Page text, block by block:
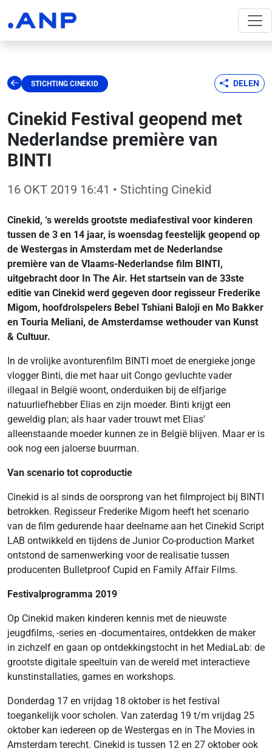
STICHTING CINEKID DELEN
Cinekid Festival geopend met
Nederlandse première van
BINTI
16 OKT 2019 16:41 • Stichting Cinekid
Cinekid, ‘s werelds grootste mediafestival voor kinderen
tussen de 3 en 14 jaar, is woensdag feestelijk geopend op
de Westergas in Amsterdam met de Nederlandse
première van de Vlaams-Nederlandse film BINTI,
uitgebracht door In The Air. Het startsein van de 33ste
editie van Cinekid werd gegeven door regisseur Frederike
Migom, hoofdrolspelers Bebel Tshiani Baloji en Mo Bakker
en Touria Meliani, de Amsterdamse wethouder van Kunst
& Cultuur.
In de vrolijke avonturenfilm BINTI moet de energieke jonge
vlogger Binti, die met haar uit Congo gevluchte vader
illegaal in België woont, onderduiken bij de elfjarige
natuurliefhebber Elias en zijn moeder. Binti krijgt een
geweldig plan; als haar vader trouwt met Elias'
alleenstaande moeder kunnen ze in België blijven. Maar er is
ook nog een jaloerse buurman.
Van scenario tot coproductie
Cinekid is al sinds de oorsprong van het filmproject bij BINTI
betrokken. Regisseur Frederike Migom heeft het scenario
van de film gedurende haar deelname aan het Cinekid Script
LAB ontwikkeld en tijdens de Junior Co-production Market
ontstond de samenwerking voor de realisatie tussen
producenten Bulletproof Cupid en Family Affair Films.
Festivalprogramma 2019
Op Cinekid maken kinderen kennis met de nieuwste
jeugdfilms, -series en -documentaires, ontdekken de maker
in zichzelf en gaan op ontdekkingstocht in het MediaLab: de
grootste digitale speeltuin van de wereld met interactieve
kunstinstallaties, games en workshops.
Donderdag 17 en vrijdag 18 oktober is het festival
toegankelijk voor scholen. Van zaterdag 19 t/m vrijdag 25
oktober kan iedereen op de Westergas en in The Movies in
Amsterdam terecht. Cinekid is tussen 12 en 27 oktober ook